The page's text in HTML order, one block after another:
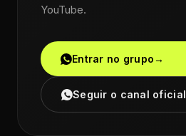
YouTube.
Entrar no grupo→
Seguir o canal oficial